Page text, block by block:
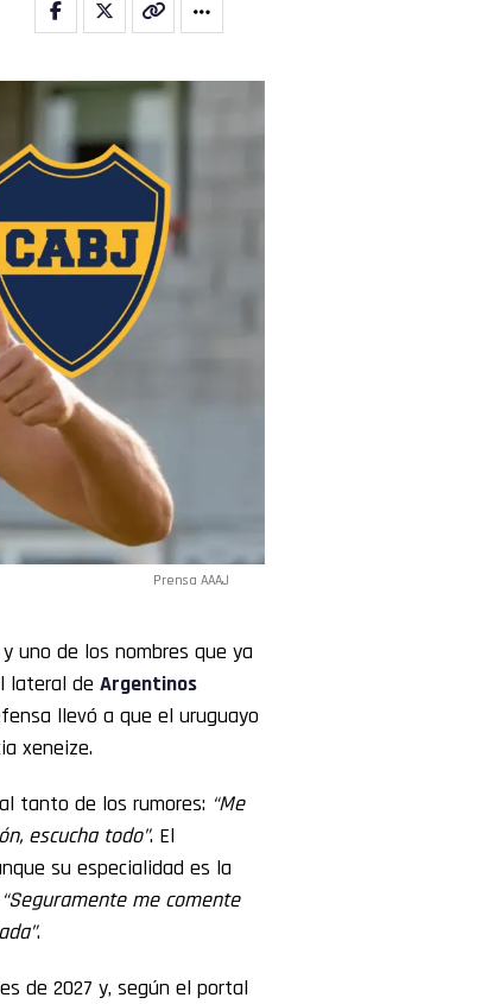
Prensa AAAJ
y uno de los nombres que ya
lateral de Argentinos
llevó a que el uruguayo
xeneize.
tanto de los rumores: “Me
escucha todo”. El
su especialidad es la
“Seguramente me comente
.
de 2027 y, según el portal